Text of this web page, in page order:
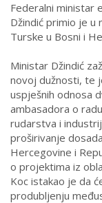
Federalni ministar
Džindić primio je u
Turske u Bosni i
Ministar Džindić
novoj dužnosti, te
uspješnih odnosa
ambasadora o
rudarstva i
proširivanje
Hercegovine i
o projektima iz
Koc istakao je da
produbljenju